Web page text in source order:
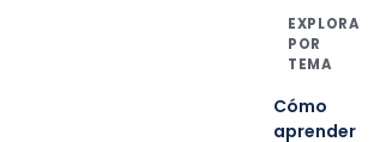
EXPLORA
POR
TEMA
Cómo
aprender